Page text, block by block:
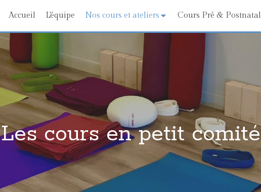
Accueil L'équipe Nos cours et ateliers Cours Pré & Postnatal
Les cours en petit comité